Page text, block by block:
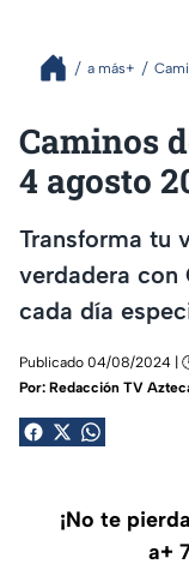
a más+
Caminos
4 agosto
Transforma tu
verdadera con
cada día
Publicado 04/08/2024 |
Por: Redacción TV
¡No te
a+